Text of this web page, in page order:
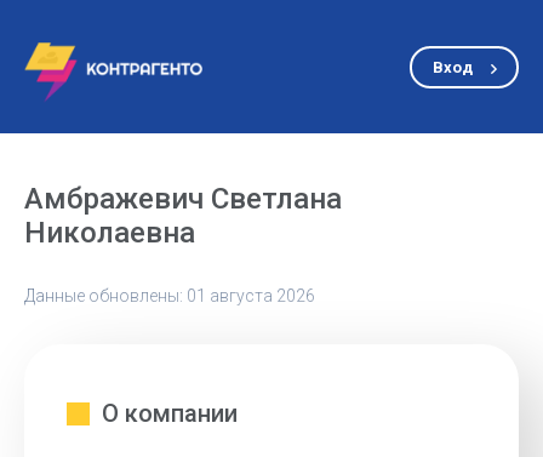
Вход
Амбражевич Светлана
Николаевна
Данные обновлены: 01 августа 2026
О компании